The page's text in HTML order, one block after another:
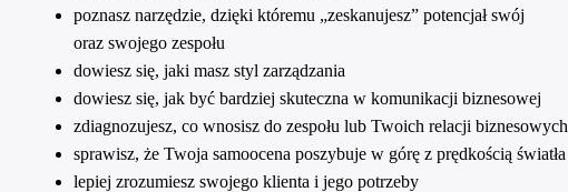
poznasz narzędzie, dzięki któremu „zeskanujesz” potencjał swój
oraz swojego zespołu
dowiesz się, jaki masz styl zarządzania
dowiesz się, jak być bardziej skuteczna w komunikacji biznesowej
zdiagnozujesz, co wnosisz do zespołu lub Twoich relacji biznesowych
sprawisz, że Twoja samoocena poszybuje w górę z prędkością światła
lepiej zrozumiesz swojego klienta i jego potrzeby